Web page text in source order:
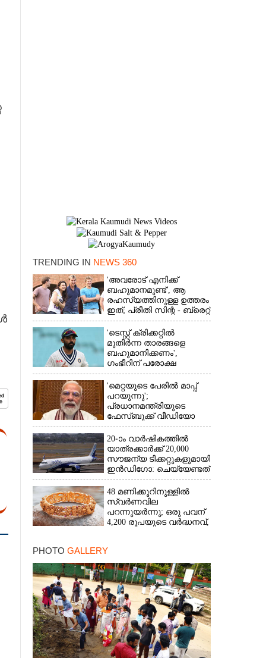
TRENDING IN NEWS 360
'അവരോട് എനിക്ക്
ബഹുമാനമുണ്ട്',​ ആ
രഹസ്യത്തിനുള്ള ഉത്തരം
ഇത്; പ്രീതി സിന്റ - ബ്രെറ്റ്
ലീ പ്രണയകഥയ്ക്ക്
ഒടുവിൽ മറുപടി
'ടെസ്റ്റ് ക്രിക്കറ്റിൽ
മുതിർന്ന താരങ്ങളെ
ബഹുമാനിക്കണം',
ഗംഭീറിന് പരോക്ഷ
മുന്നറിയിപ്പുമായി രഹാനെ
'മെറ്റയുടെ പേരിൽ മാപ്പ്
പറയുന്നു';
പ്രധാനമന്ത്രിയുടെ
ഫേസ്‌ബുക്ക് വീഡിയോ
നീക്കം ചെയ്തതിൽ
ക്ഷമാപണം
20-ാം വാർഷികത്തിൽ
യാത്രക്കാർക്ക് 20,000
സൗജന്യ ടിക്കറ്റുകളുമായി
ഇൻഡിഗോ: ചെയ്യേണ്ടത്
ഇത്രമാത്രം
48 മണിക്കൂറിനുള്ളിൽ
സ്വർണവില
പറന്നുയർന്നു; ഒരു പവന്
4,200 രൂപയുടെ വർദ്ധനവ്,
PHOTO GALLERY
×